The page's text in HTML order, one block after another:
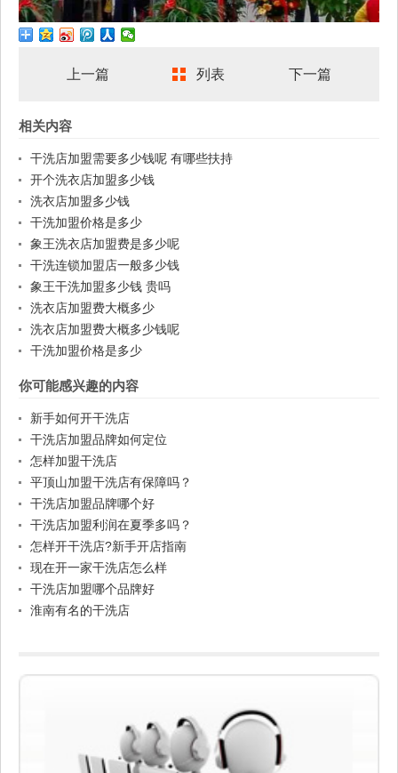
上一篇 列表 下一篇
相关内容
干洗店加盟需要多少钱呢 有哪些扶持
开个洗衣店加盟多少钱
洗衣店加盟多少钱
干洗加盟价格是多少
象王洗衣店加盟费是多少呢
干洗连锁加盟店一般多少钱
象王干洗加盟多少钱 贵吗
洗衣店加盟费大概多少
洗衣店加盟费大概多少钱呢
干洗加盟价格是多少
你可能感兴趣的内容
新手如何开干洗店
干洗店加盟品牌如何定位
怎样加盟干洗店
平顶山加盟干洗店有保障吗？
干洗店加盟品牌哪个好
干洗店加盟利润在夏季多吗？
怎样开干洗店?新手开店指南
现在开一家干洗店怎么样
干洗店加盟哪个品牌好
淮南有名的干洗店